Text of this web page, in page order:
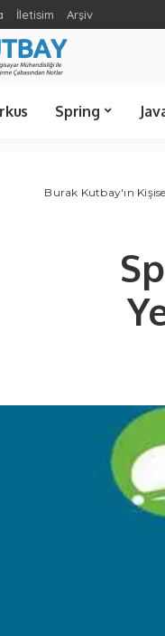
İletisim Arşiv
Spring
Spring Cloud
Burak Kutbay'ın